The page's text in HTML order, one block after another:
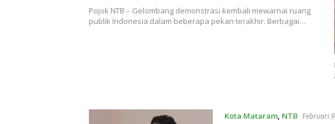
Pojok NTB – Gelombang demonstrasi kembali mewarnai ruang
publik Indonesia dalam beberapa pekan terakhir. Berbagai…
Kota Mataram, NTB Februari